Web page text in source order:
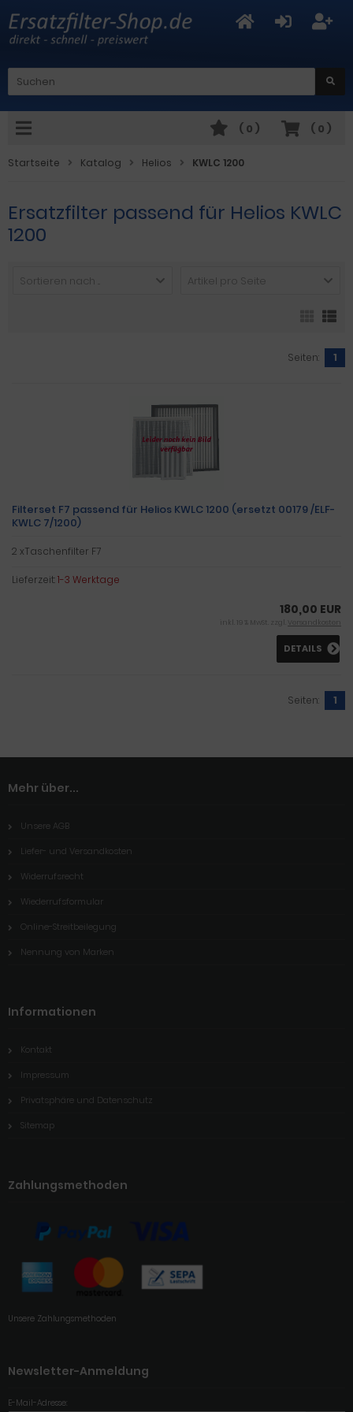
( 0 )
( 0 )
Startseite Katalog Helios KWLC 1200
Ersatzfilter passend für Helios KWLC
1200
Sortieren nach ... Artikel pro Seite
Seiten: 1
Filterset F7 passend für Helios KWLC 1200 (ersetzt 00179 /ELF-
KWLC 7/1200)
2 xTaschenfilter F7
Lieferzeit:1-3 Werktage
180,00 EUR
inkl. 19 % MwSt. zzgl. Versandkosten
DETAILS
Seiten: 1
Mehr über...
Unsere AGB
Liefer- und Versandkosten
Widerrufsrecht
Wiederrufsformular
Online-Streitbeilegung
Nennung von Marken
Informationen
Kontakt
Impressum
Privatsphäre und Datenschutz
Sitemap
Zahlungsmethoden
Unsere Zahlungsmethoden
Newsletter-Anmeldung
E-Mail-Adresse: